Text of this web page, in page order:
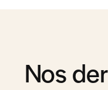
Nos